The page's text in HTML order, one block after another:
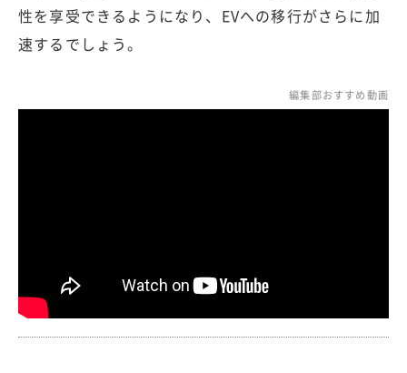
性を享受できるようになり、EVへの移行がさらに加
速するでしょう。
編集部おすすめ動画